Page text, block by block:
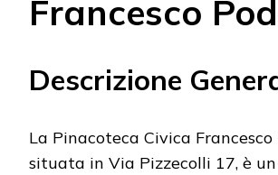
Francesco
Descrizione
La Pinacoteca Civica Francesco
situata in Via Pizzecolli 17, è